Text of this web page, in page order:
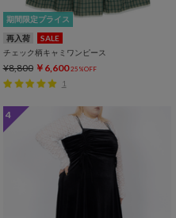
期間限定プライス
再入荷
SALE
チェック柄キャミワンピース
¥8,800 ￥6,600 25%OFF
1
4